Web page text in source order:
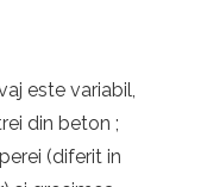
este variabil,
din beton ;
(diferit in